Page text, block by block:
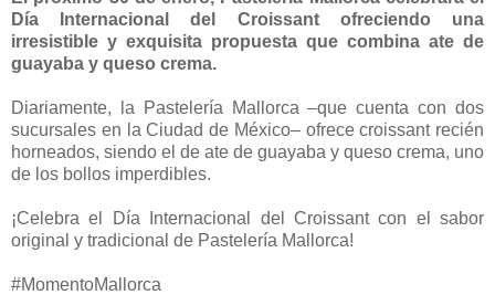
Día Internacional del Croissant ofreciendo una
irresistible y exquisita propuesta que combina ate de
guayaba y queso crema.
Diariamente, la Pastelería Mallorca –que cuenta con dos
sucursales en la Ciudad de México– ofrece croissant recién
horneados, siendo el de ate de guayaba y queso crema, uno
de los bollos imperdibles.
¡Celebra el Día Internacional del Croissant con el sabor
original y tradicional de Pastelería Mallorca!
#MomentoMallorca